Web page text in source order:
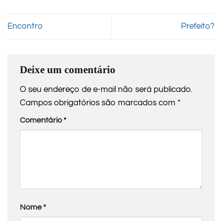
Encontro Prefeito?
Deixe um comentário
O seu endereço de e-mail não será publicado.
Campos obrigatórios são marcados com *
Comentário*
Nome*